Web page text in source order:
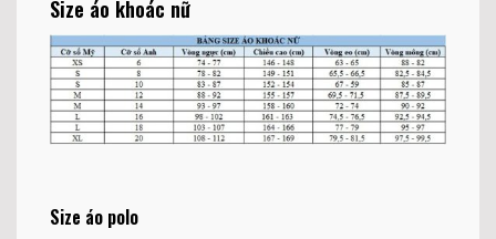
Size áo khoác nữ
Size áo polo